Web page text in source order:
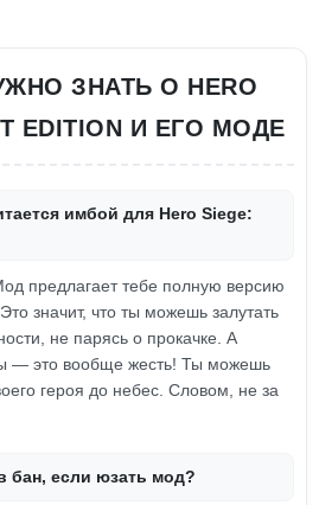
ЗНАТЬ О HERO
EDITION И ЕГО МОДЕ
имбой для Hero Siege:
предлагает тебе полную версию
значит, что ты можешь залутать
не парясь о прокачке. А
— это вообще жесть! Ты можешь
героя до небес. Словом, не за
бан, если юзать мод?